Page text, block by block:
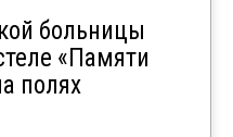
больницы
«Памяти
полях